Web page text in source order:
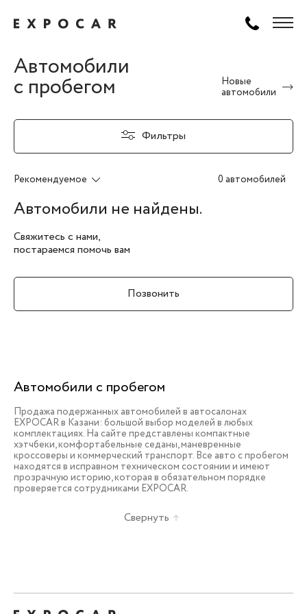
Автомобили
с пробегом
Новые
автомобили
Фильтры
Рекомендуемое 0 автомобилей
Автомобили не найдены.
Свяжитесь с нами,
постараемся помочь вам
Позвонить
Автомобили с пробегом
Продажа подержанных автомобилей в автосалонах
EXPOCAR в Казани: большой выбор моделей в любых
комплектациях. На сайте представлены компактные
хэтчбеки, комфортабельные седаны, маневренные
кроссоверы и коммерческий транспорт. Все авто с пробегом
находятся в исправном техническом состоянии и имеют
прозрачную историю, которая в обязательном порядке
проверяется сотрудниками EXPOCAR.
Свернуть